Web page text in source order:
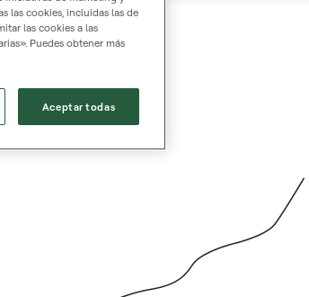
las cookies, incluidas las de
las cookies a las
Puedes obtener más
Aceptar todas